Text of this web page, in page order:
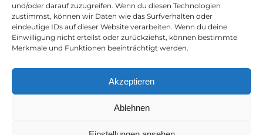
und/oder darauf zuzugreifen. Wenn du diesen Technologien
zustimmst, können wir Daten wie das Surfverhalten oder
eindeutige IDs auf dieser Website verarbeiten. Wenn du deine
Einwilligung nicht erteilst oder zurückziehst, können bestimmte
Merkmale und Funktionen beeinträchtigt werden.
Akzeptieren
Ablehnen
8933 St. Gallen, Markt 35
+43 3632 7714
naturpark@eisenwurzen.com
www.eisenwurzen.com
Datenschutz|Cookie-Richtlinie